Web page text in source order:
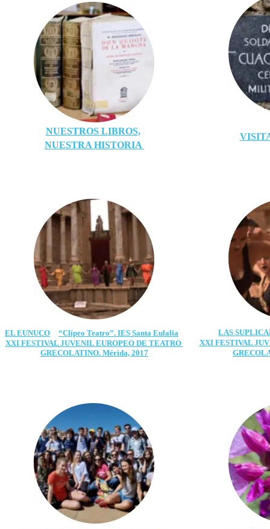
LAS
XXI FESTIVAL
EL EUNUCO
“Clípeo Teatro”. IES Santa Eulalia
XXI FESTIVAL JUVENIL EUROPEO DE TEATRO
GRECOLATINO. Mérida, 2017
NUESTROS LIBROS,
NUESTRA HISTORIA